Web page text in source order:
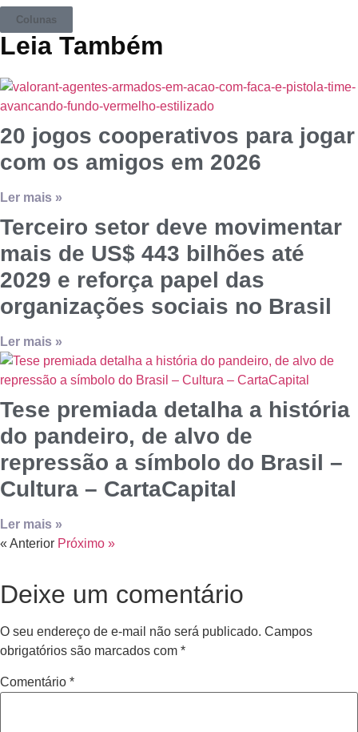
Colunas
Leia Também
20 jogos cooperativos para jogar
com os amigos em 2026
Ler mais »
Terceiro setor deve movimentar
mais de US$ 443 bilhões até
2029 e reforça papel das
organizações sociais no Brasil
Ler mais »
Tese premiada detalha a história
do pandeiro, de alvo de
repressão a símbolo do Brasil –
Cultura – CartaCapital
Ler mais »
« Anterior Próximo »
Deixe um comentário
O seu endereço de e-mail não será publicado. Campos
obrigatórios são marcados com *
Comentário *